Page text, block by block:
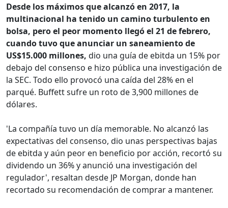
Desde los máximos que alcanzó en 2017, la
multinacional ha tenido un camino turbulento en
bolsa, pero el peor momento llegó el 21 de febrero,
cuando tuvo que anunciar un saneamiento de
US$15.000 millones, dio una guía de ebitda un 15% por
debajo del consenso e hizo pública una investigación de
la SEC. Todo ello provocó una caída del 28% en el
parqué. Buffett sufre un roto de 3,900 millones de
dólares.
'La compañía tuvo un día memorable. No alcanzó las
expectativas del consenso, dio unas perspectivas bajas
de ebitda y aún peor en beneficio por acción, recortó su
dividendo un 36% y anunció una investigación del
regulador', resaltan desde JP Morgan, donde han
recortado su recomendación de comprar a mantener.